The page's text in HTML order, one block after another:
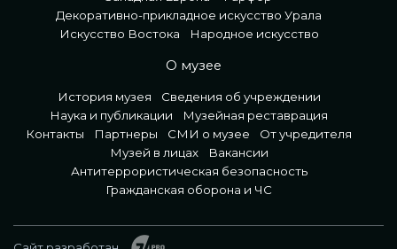
Декоративно-прикладное искусство Урала
Искусство Востока
Народное искусство
О музее
История музея
Сведения об учреждении
Наука и публикации
Музейная реставрация
Контакты
Партнеры СМИ о музее
От учредителя
Музей в лицах
Вакансии
Антитеррористическая безопасность
Гражданская оборона и ЧС